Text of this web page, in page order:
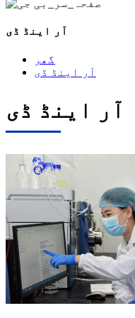
آر اینڈ ڈی
گھر
آر اینڈ ڈی
آر اینڈ ڈی